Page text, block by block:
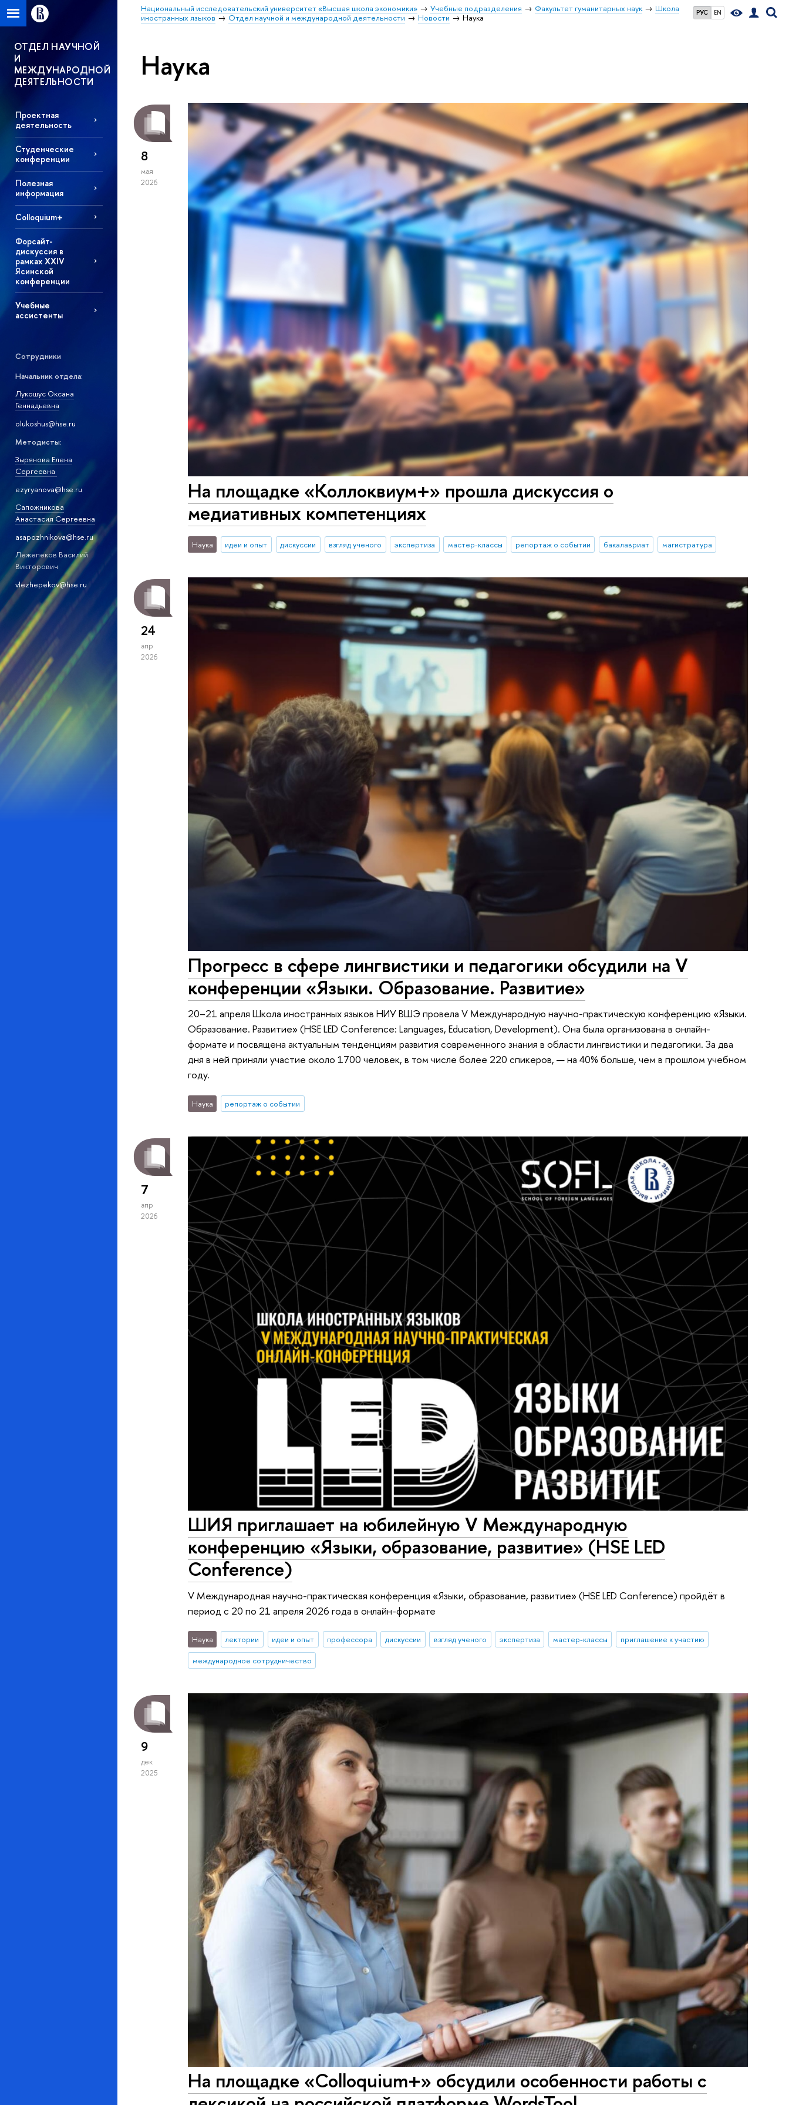
РУС EN
Национальный исследовательский университет «Высшая школа экономики» Учебные подразделения Факультет гуманитарных наук
Школа
иностранных языков
Отдел научной и международной деятельности Новости Наука
ОТДЕЛ НАУЧНОЙ
И
МЕЖДУНАРОДНОЙ
ДЕЯТЕЛЬНОСТИ
Проектная
деятельность
Студенческие
конференции
Полезная
информация
Colloquium+
Форсайт-
дискуссия в
рамках XXIV
Ясинской
конференции
Учебные
ассистенты
Сотрудники
Начальник отдела:
Лукошус Оксана
Геннадьевна
olukoshus@hse.ru
Методисты:
Зырянова Елена
Сергеевна
ezyryanova@hse.ru
Сапожникова
Анастасия Сергеевна
asapozhnikova@hse.ru
Лежепеков Василий
Викторович
vlezhepekov@hse.ru
Наука
8
мая
2026
На площадке «Коллоквиум+» прошла дискуссия о
медиативных компетенциях
Наука идеи и опыт дискуссии взгляд ученого экспертиза мастер-классы репортаж о событии бакалавриат магистратура
24
апр
2026
Прогресс в сфере лингвистики и педагогики обсудили на V
конференции «Языки. Образование. Развитие»
20–21 апреля Школа иностранных языков НИУ ВШЭ провела V Международную научно-практическую конференцию «Языки.
Образование. Развитие» (HSE LED Conference: Languages, Education, Development). Она была организована в онлайн-
формате и посвящена актуальным тенденциям развития современного знания в области лингвистики и педагогики. За два
дня в ней приняли участие около 1700 человек, в том числе более 220 спикеров, — на 40% больше, чем в прошлом учебном
году.
Наука репортаж о событии
7
апр
2026
ШИЯ приглашает на юбилейную V Международную
конференцию «Языки, образование, развитие» (HSE LED
Conference)
V Международная научно-практическая конференция «Языки, образование, развитие» (HSE LED Conference) пройдёт в
период с 20 по 21 апреля 2026 года в онлайн-формате
Наука лектории идеи и опыт профессора дискуссии взгляд ученого экспертиза мастер-классы
приглашение к участию
международное сотрудничество
9
дек
2025
На площадке «Colloquium+» обсудили особенности работы с